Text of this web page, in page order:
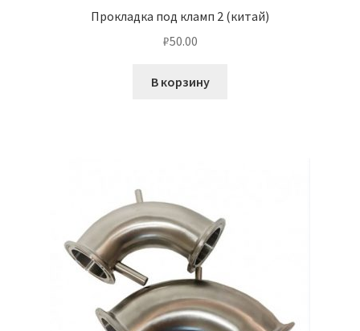
Прокладка под кламп 2 (китай)
₽50.00
В корзину